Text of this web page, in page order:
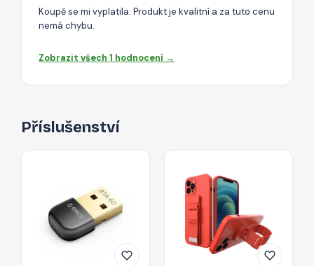
Koupě se mi vyplatila. Produkt je kvalitní a za tuto cenu
nemá chybu.
Zobrazit všech 1 hodnocení →
Příslušenství